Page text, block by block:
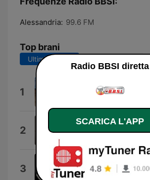
Alessandria: 99.6 FM
Top brani
Ultimi 7 giorni
1 L'Ora Esatta
2 Guns N'Roses
3 That's the Way (I Like It)
KC and the Sunshine Band
Radio BBSI diretta
SCARICA L'APP